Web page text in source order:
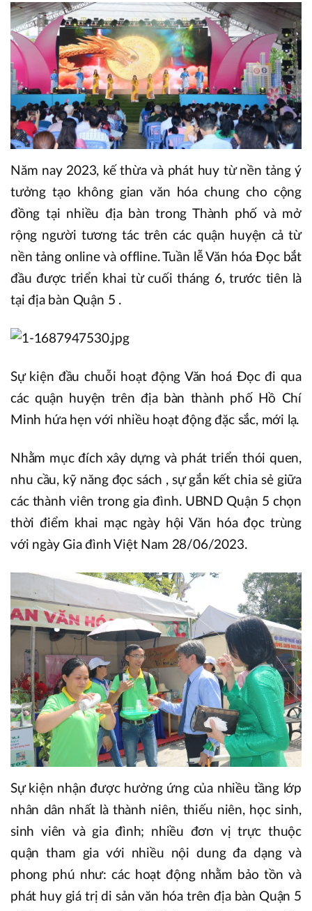
Năm nay 2023, kế thừa và phát huy từ nền tảng ý
tưởng tạo không gian văn hóa chung cho cộng
đồng tại nhiều địa bàn trong Thành phố và mở
rộng người tương tác trên các quận huyện cả từ
nền tảng online và offline. Tuần lễ Văn hóa Đọc bắt
đầu được triển khai từ cuối tháng 6, trước tiên là
tại địa bàn Quận 5 .
Sự kiện đầu chuỗi hoạt động Văn hoá Đọc đi qua
các quận huyện trên địa bàn thành phố Hồ Chí
Minh hứa hẹn với nhiều hoạt động đặc sắc, mới lạ.
Nhằm mục đích xây dựng và phát triển thói quen,
nhu cầu, kỹ năng đọc sách , sự gắn kết chia sẻ giữa
các thành viên trong gia đình. UBND Quận 5 chọn
thời điểm khai mạc ngày hội Văn hóa đọc trùng
với ngày Gia đình Việt Nam 28/06/2023.
Sự kiện nhận được hưởng ứng của nhiều tầng lớp
nhân dân nhất là thành niên, thiếu niên, học sinh,
sinh viên và gia đình; nhiều đơn vị trực thuộc
quận tham gia với nhiều nội dung đa dạng và
phong phú như: các hoạt động nhằm bảo tồn và
phát huy giá trị di sản văn hóa trên địa bàn Quận 5